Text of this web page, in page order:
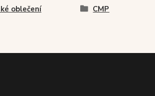
oblečení CMP